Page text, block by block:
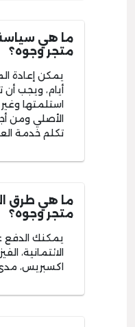
ما هي سياسة
متجر وجوه؟
أيام، ويجب
استلمتها
الأصلي ومن
تكلم خدمة
ما هي طرق
متجر وجوه؟
يمكنك الدفع
الائتمانية،
اكسبريس، مدى،